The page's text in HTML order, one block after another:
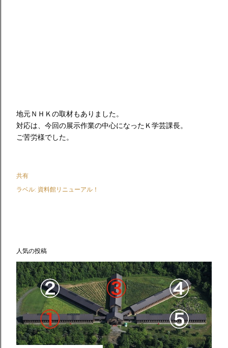
地元ＮＨＫの取材もありました。
対応は、今回の展示作業の中心になったＫ学芸課長。
ご苦労様でした。
共有
ラベル: 資料館リニューアル！
人気の投稿